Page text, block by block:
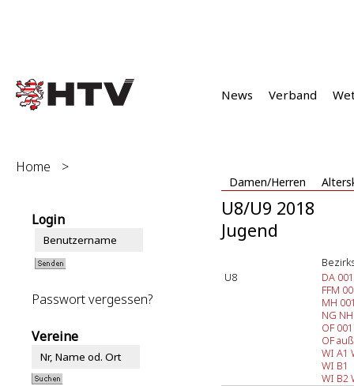
News Verband
Damen/Herren
Home >
Login
Passwort vergessen?
Vereine
U8/U9 2018
Jugend
U8
DA 001
FFM
MH
NG
OF 001
OF
WI A1
WI B1
WI B2